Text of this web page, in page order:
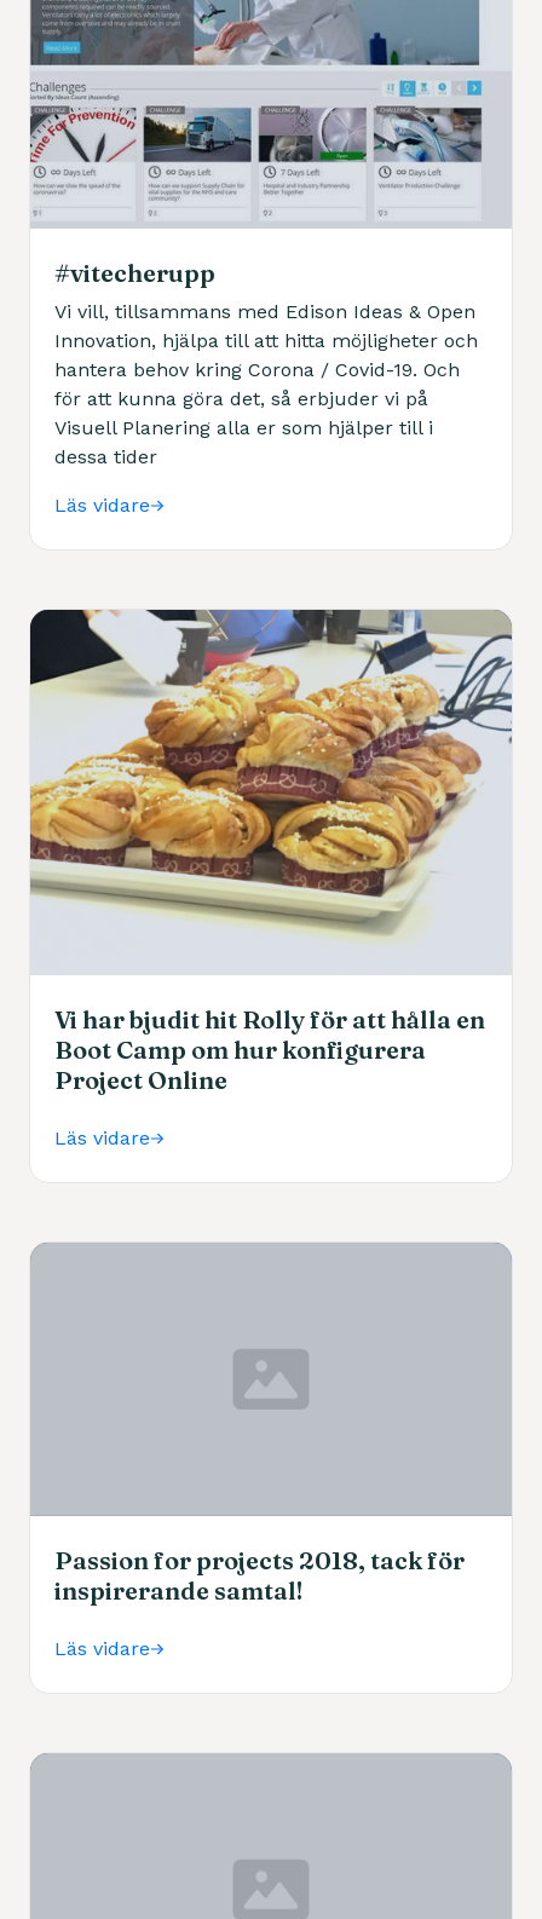
#vitecherupp
Vi vill, tillsammans med Edison Ideas & Open
Innovation, hjälpa till att hitta möjligheter och
hantera behov kring Corona / Covid-19. Och
för att kunna göra det, så erbjuder vi på
Visuell Planering alla er som hjälper till i
dessa tider
Läs vidare
Vi har bjudit hit Rolly för att hålla en
Boot Camp om hur konfigurera
Project Online
Läs vidare
Passion for projects 2018, tack för
inspirerande samtal!
Läs vidare